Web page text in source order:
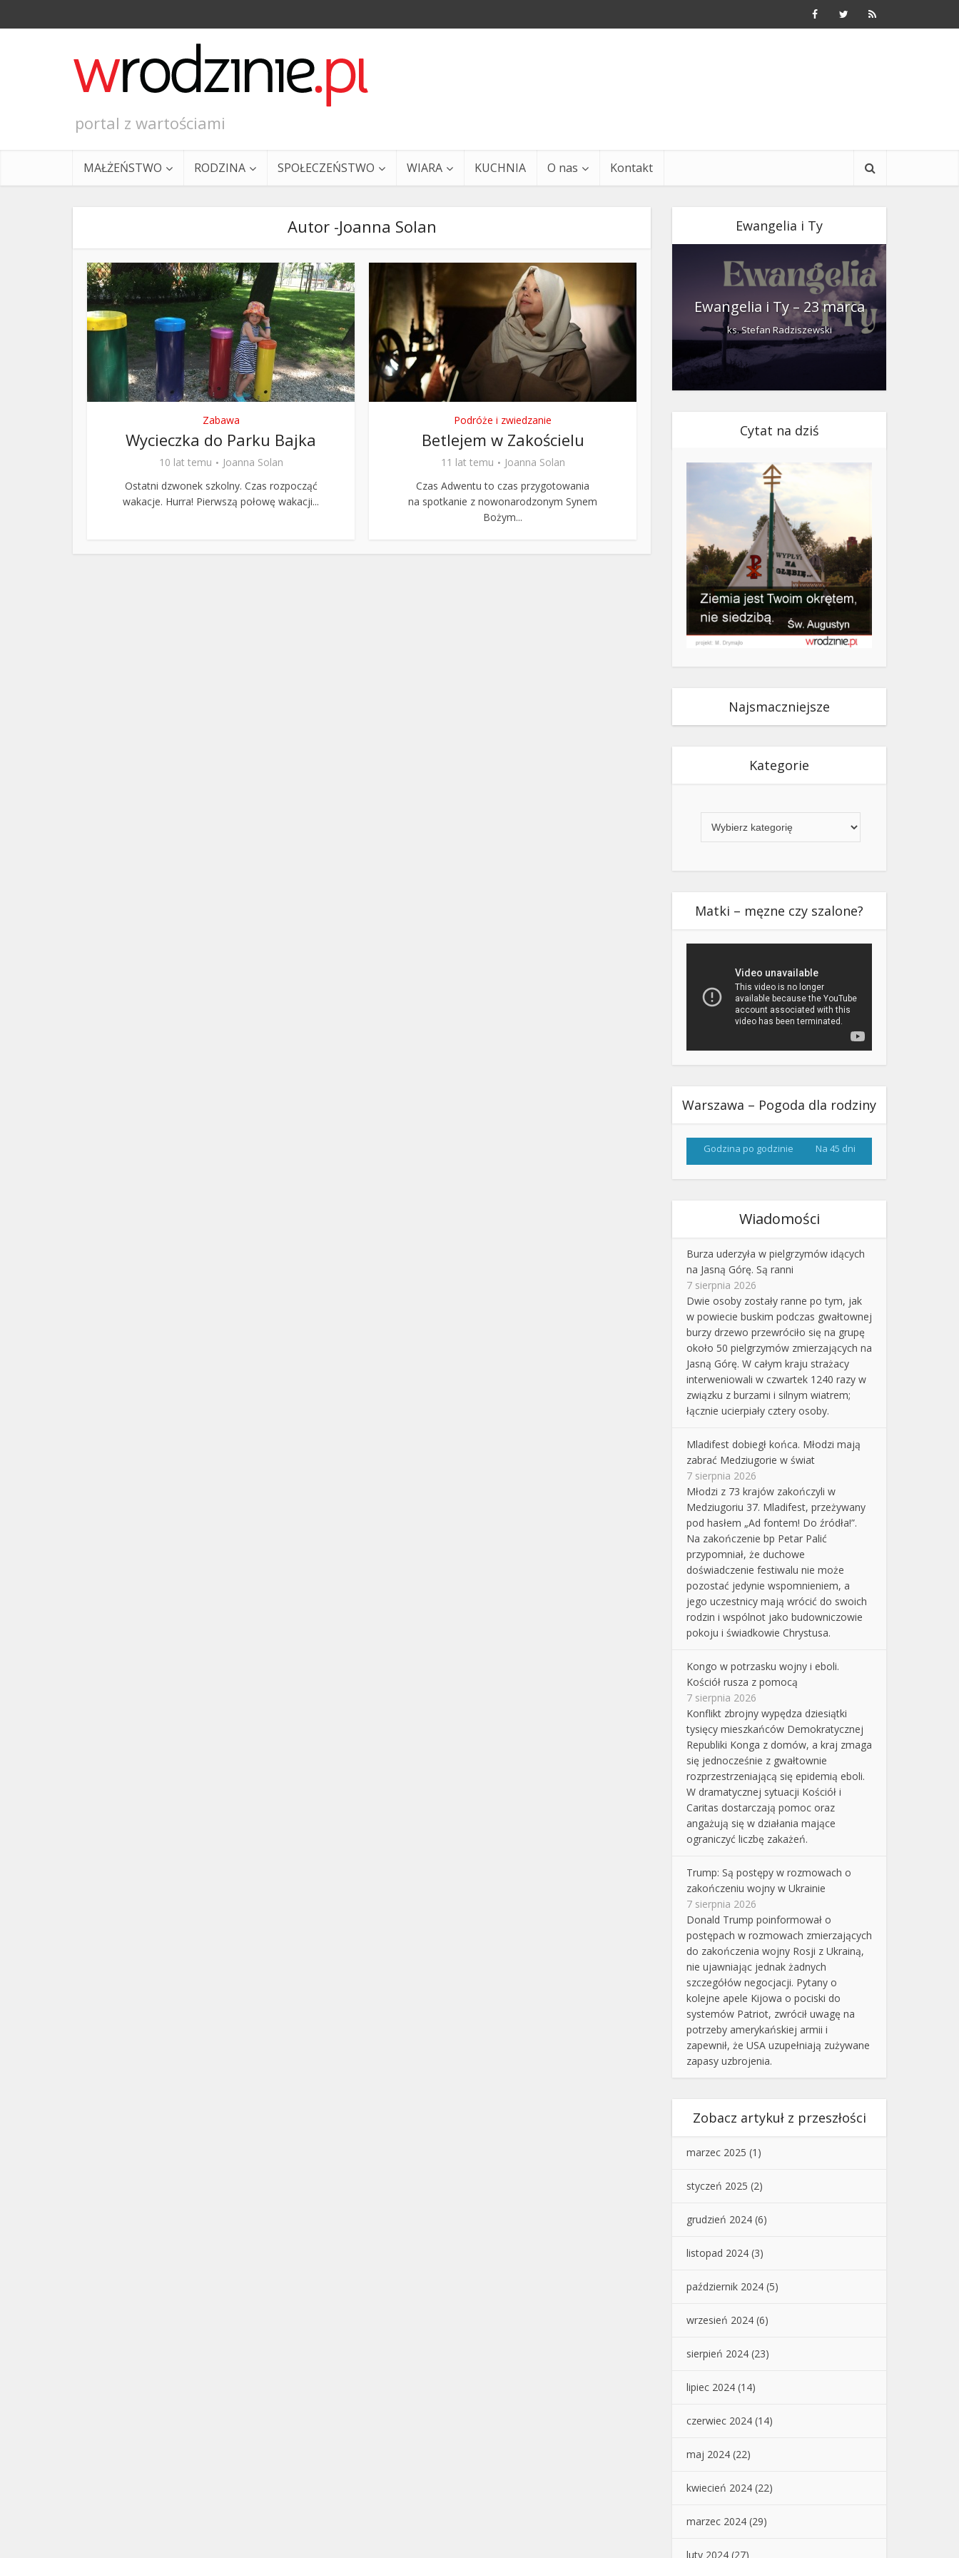
portal z wartościami
MAŁŻEŃSTWO RODZINA SPOŁECZEŃSTWO WIARA KUCHNIA O nas Kontakt
Autor -Joanna Solan
Zabawa
Wycieczka do Parku Bajka
10 lat temu
Joanna Solan
Ostatni dzwonek szkolny. Czas rozpocząć
wakacje. Hurra! Pierwszą połowę wakacji...
Podróże i zwiedzanie
Betlejem w Zakościelu
11 lat temu
Joanna Solan
Czas Adwentu to czas przygotowania
na spotkanie z nowonarodzonym Synem
Bożym...
Ewangelia i Ty
Ewangelia i Ty – 29 grudnia
ks. Stefan Radziszewski
Ewangelia i Ty – 27 grudnia
ks. Stefan Radziszewski
Ewangelia i Ty – 23 marca
ks. Stefan Radziszewski
Cytat na dziś
Najsmaczniejsze
Kategorie
Matki – męzne czy szalone?
Warszawa – Pogoda dla rodziny
Godzina po godzinie Na 45 dni
Wiadomości
Burza uderzyła w pielgrzymów idących
na Jasną Górę. Są ranni
7 sierpnia 2026
Dwie osoby zostały ranne po tym, jak
w powiecie buskim podczas gwałtownej
burzy drzewo przewróciło się na grupę
około 50 pielgrzymów zmierzających na
Jasną Górę. W całym kraju strażacy
interweniowali w czwartek 1240 razy w
związku z burzami i silnym wiatrem;
łącznie ucierpiały cztery osoby.
Mladifest dobiegł końca. Młodzi mają
zabrać Medziugorie w świat
7 sierpnia 2026
Młodzi z 73 krajów zakończyli w
Medziugoriu 37. Mladifest, przeżywany
pod hasłem „Ad fontem! Do źródła!”.
Na zakończenie bp Petar Palić
przypomniał, że duchowe
doświadczenie festiwalu nie może
pozostać jedynie wspomnieniem, a
jego uczestnicy mają wrócić do swoich
rodzin i wspólnot jako budowniczowie
pokoju i świadkowie Chrystusa.
Kongo w potrzasku wojny i eboli.
Kościół rusza z pomocą
7 sierpnia 2026
Konflikt zbrojny wypędza dziesiątki
tysięcy mieszkańców Demokratycznej
Republiki Konga z domów, a kraj zmaga
się jednocześnie z gwałtownie
rozprzestrzeniającą się epidemią eboli.
W dramatycznej sytuacji Kościół i
Caritas dostarczają pomoc oraz
angażują się w działania mające
ograniczyć liczbę zakażeń.
Trump: Są postępy w rozmowach o
zakończeniu wojny w Ukrainie
7 sierpnia 2026
Donald Trump poinformował o
postępach w rozmowach zmierzających
do zakończenia wojny Rosji z Ukrainą,
nie ujawniając jednak żadnych
szczegółów negocjacji. Pytany o
kolejne apele Kijowa o pociski do
systemów Patriot, zwrócił uwagę na
potrzeby amerykańskiej armii i
zapewnił, że USA uzupełniają zużywane
zapasy uzbrojenia.
Zobacz artykuł z przeszłości
marzec 2025 (1)
styczeń 2025 (2)
grudzień 2024 (6)
listopad 2024 (3)
październik 2024 (5)
wrzesień 2024 (6)
sierpień 2024 (23)
lipiec 2024 (14)
czerwiec 2024 (14)
maj 2024 (22)
kwiecień 2024 (22)
marzec 2024 (29)
luty 2024 (27)